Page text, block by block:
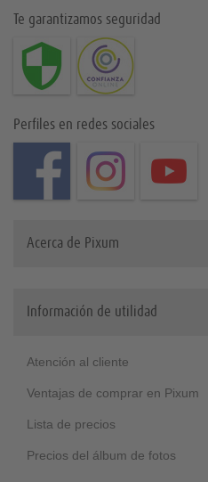
Te garantizamos seguridad
Perfiles en redes sociales
Acerca de Pixum
Medioambiente
Información de utilidad
Atención al cliente
Ventajas de comprar en Pixum
Lista de precios
Precios del álbum de fotos